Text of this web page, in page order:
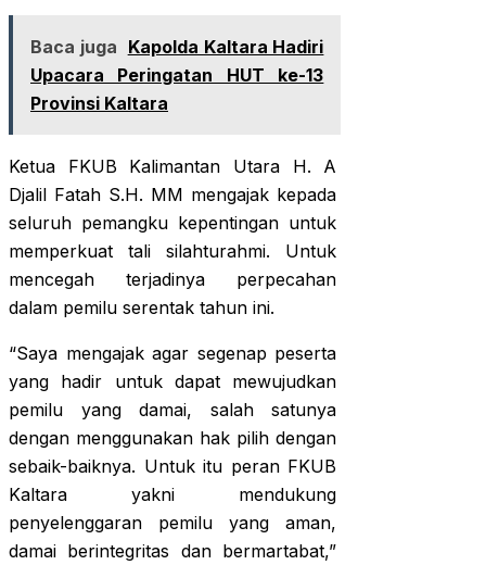
Baca juga Kapolda Kaltara Hadiri
Upacara Peringatan HUT ke-13
Provinsi Kaltara
Ketua FKUB Kalimantan Utara H. A
Djalil Fatah S.H. MM mengajak kepada
seluruh pemangku kepentingan untuk
memperkuat tali silahturahmi. Untuk
mencegah terjadinya perpecahan
dalam pemilu serentak tahun ini.
“Saya mengajak agar segenap peserta
yang hadir untuk dapat mewujudkan
pemilu yang damai, salah satunya
dengan menggunakan hak pilih dengan
sebaik-baiknya. Untuk itu peran FKUB
Kaltara yakni mendukung
penyelenggaran pemilu yang aman,
damai berintegritas dan bermartabat,”